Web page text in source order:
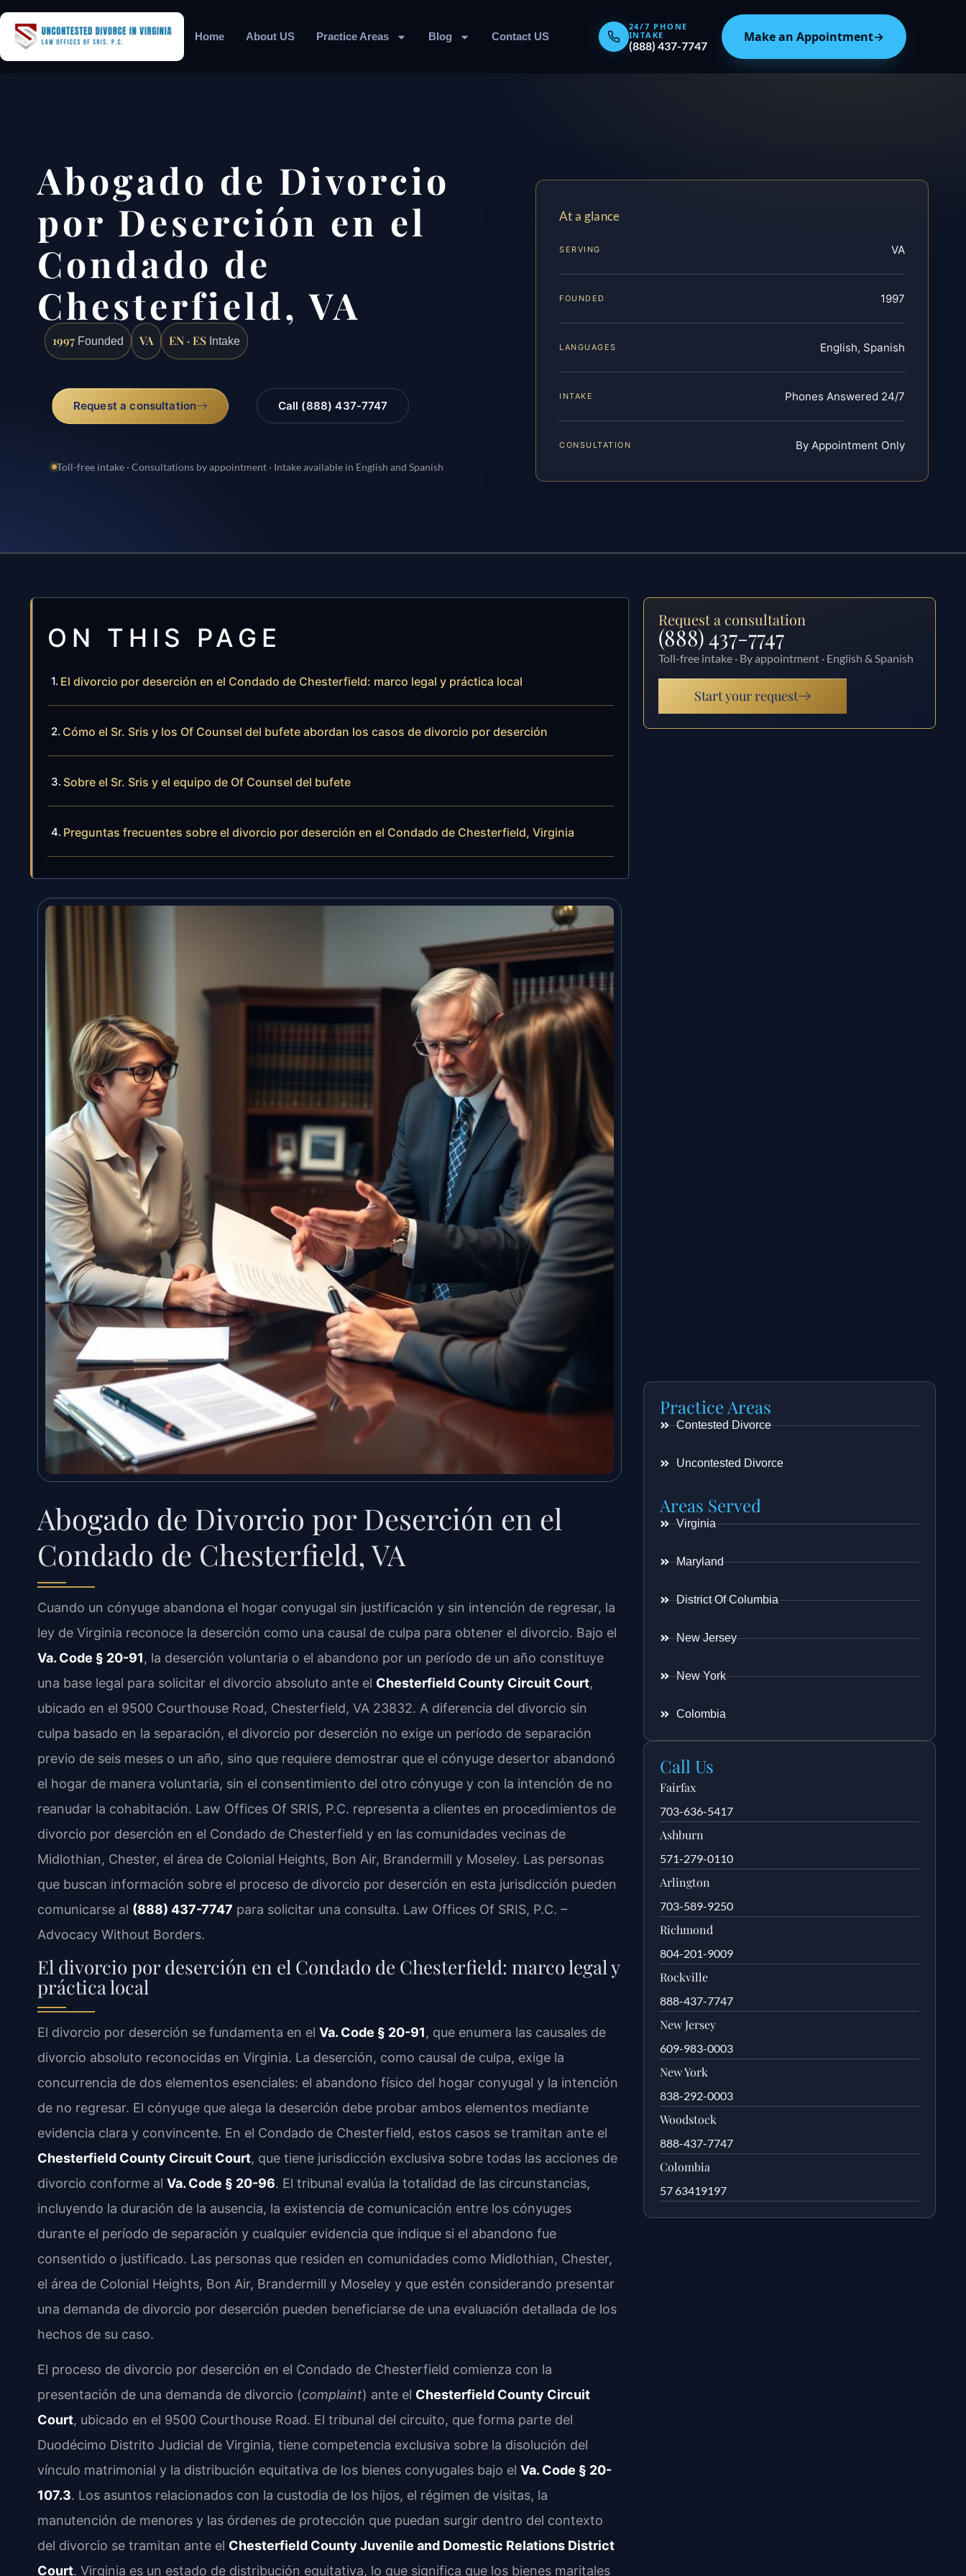
Home About US Practice Areas Blog Contact US
24/7 PHONE
INTAKE
(888) 437-7747
Make an Appointment→
Abogado de Divorcio
por Deserción en el
Condado de
Chesterfield, VA
1997 Founded VA EN · ES Intake
Request a consultation Call (888) 437-7747
Toll-free intake · Consultations by appointment · Intake available in English and Spanish
At a glance
SERVING VA
FOUNDED 1997
LANGUAGES English, Spanish
INTAKE Phones Answered 24/7
CONSULTATION By Appointment Only
ON THIS PAGE
El divorcio por deserción en el Condado de Chesterfield: marco legal y práctica local
Cómo el Sr. Sris y los Of Counsel del bufete abordan los casos de divorcio por deserción
Sobre el Sr. Sris y el equipo de Of Counsel del bufete
Preguntas frecuentes sobre el divorcio por deserción en el Condado de Chesterfield, Virginia
Abogado de Divorcio por Deserción en el
Condado de Chesterfield, VA
Cuando un cónyuge abandona el hogar conyugal sin justificación y sin intención de regresar, la
ley de Virginia reconoce la deserción como una causal de culpa para obtener el divorcio. Bajo el
Va. Code § 20-91, la deserción voluntaria o el abandono por un período de un año constituye
una base legal para solicitar el divorcio absoluto ante el Chesterfield County Circuit Court,
ubicado en el 9500 Courthouse Road, Chesterfield, VA 23832. A diferencia del divorcio sin
culpa basado en la separación, el divorcio por deserción no exige un período de separación
previo de seis meses o un año, sino que requiere demostrar que el cónyuge desertor abandonó
el hogar de manera voluntaria, sin el consentimiento del otro cónyuge y con la intención de no
reanudar la cohabitación. Law Offices Of SRIS, P.C. representa a clientes en procedimientos de
divorcio por deserción en el Condado de Chesterfield y en las comunidades vecinas de
Midlothian, Chester, el área de Colonial Heights, Bon Air, Brandermill y Moseley. Las personas
que buscan información sobre el proceso de divorcio por deserción en esta jurisdicción pueden
comunicarse al (888) 437-7747 para solicitar una consulta. Law Offices Of SRIS, P.C. –
Advocacy Without Borders.
El divorcio por deserción en el Condado de Chesterfield: marco legal y
práctica local
El divorcio por deserción se fundamenta en el Va. Code § 20-91, que enumera las causales de
divorcio absoluto reconocidas en Virginia. La deserción, como causal de culpa, exige la
concurrencia de dos elementos esenciales: el abandono físico del hogar conyugal y la intención
de no regresar. El cónyuge que alega la deserción debe probar ambos elementos mediante
evidencia clara y convincente. En el Condado de Chesterfield, estos casos se tramitan ante el
Chesterfield County Circuit Court, que tiene jurisdicción exclusiva sobre todas las acciones de
divorcio conforme al Va. Code § 20-96. El tribunal evalúa la totalidad de las circunstancias,
incluyendo la duración de la ausencia, la existencia de comunicación entre los cónyuges
durante el período de separación y cualquier evidencia que indique si el abandono fue
consentido o justificado. Las personas que residen en comunidades como Midlothian, Chester,
el área de Colonial Heights, Bon Air, Brandermill y Moseley y que estén considerando presentar
una demanda de divorcio por deserción pueden beneficiarse de una evaluación detallada de los
hechos de su caso.
El proceso de divorcio por deserción en el Condado de Chesterfield comienza con la
presentación de una demanda de divorcio (complaint) ante el Chesterfield County Circuit
Court, ubicado en el 9500 Courthouse Road. El tribunal del circuito, que forma parte del
Duodécimo Distrito Judicial de Virginia, tiene competencia exclusiva sobre la disolución del
vínculo matrimonial y la distribución equitativa de los bienes conyugales bajo el Va. Code § 20-
107.3. Los asuntos relacionados con la custodia de los hijos, el régimen de visitas, la
manutención de menores y las órdenes de protección que puedan surgir dentro del contexto
del divorcio se tramitan ante el Chesterfield County Juvenile and Domestic Relations District
Court. Virginia es un estado de distribución equitativa, lo que significa que los bienes maritales
Request a consultation
(888) 437-7747
Toll-free intake · By appointment · English & Spanish
Start your request
Practice Areas
Contested Divorce
Uncontested Divorce
Areas Served
Virginia
Maryland
District Of Columbia
New Jersey
New York
Colombia
Call Us
Fairfax
703-636-5417
Ashburn
571-279-0110
Arlington
703-589-9250
Richmond
804-201-9009
Rockville
888-437-7747
New Jersey
609-983-0003
New York
838-292-0003
Woodstock
888-437-7747
Colombia
57 63419197